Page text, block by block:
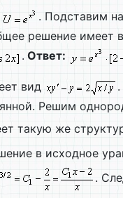
. Подставим
решение имеет
. Ответ:
вид
Решим
такую же
в исходное
.